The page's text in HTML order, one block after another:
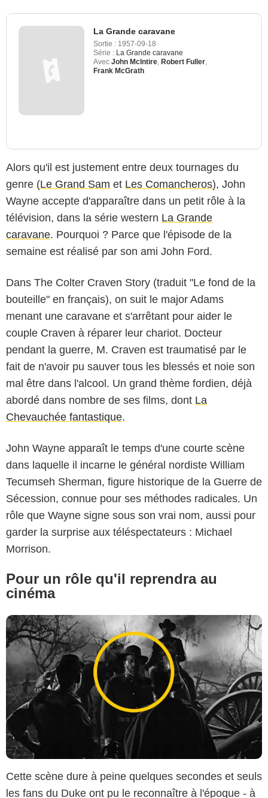
La Grande caravane
Sortie : 1957-09-18
Série : La Grande caravane
Avec John McIntire Robert Fuller
Frank McGrath
Alors qu'il est justement entre deux tournages du
genre (Le Grand Sam et Les Comancheros), John
Wayne accepte d'apparaître dans un petit rôle à la
télévision, dans la série western La Grande
caravane. Pourquoi ? Parce que l'épisode de la
semaine est réalisé par son ami John Ford.
Dans The Colter Craven Story (traduit "Le fond de la
bouteille" en français), on suit le major Adams
menant une caravane et s'arrêtant pour aider le
couple Craven à réparer leur chariot. Docteur
pendant la guerre, M. Craven est traumatisé par le
fait de n'avoir pu sauver tous les blessés et noie son
mal être dans l'alcool. Un grand thème fordien, déjà
abordé dans nombre de ses films, dont La
Chevauchée fantastique.
John Wayne apparaît le temps d'une courte scène
dans laquelle il incarne le général nordiste William
Tecumseh Sherman, figure historique de la Guerre de
Sécession, connue pour ses méthodes radicales. Un
rôle que Wayne signe sous son vrai nom, aussi pour
garder la surprise aux téléspectateurs : Michael
Morrison.
Pour un rôle qu'il reprendra au
cinéma
ABC
Cette scène dure à peine quelques secondes et seuls
les fans du Duke ont pu le reconnaître à l'époque - à